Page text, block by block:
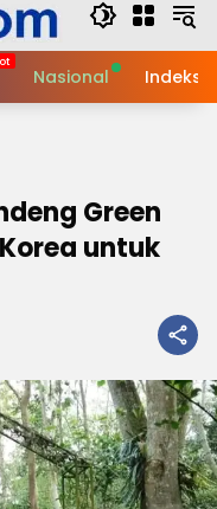
Nasional Indeks
Green
untuk